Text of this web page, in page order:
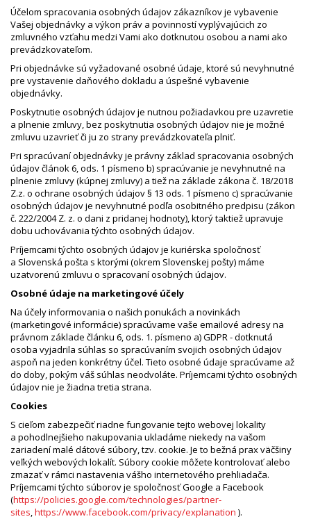
Účelom spracovania osobných údajov zákazníkov je vybavenie
Vašej objednávky a výkon práv a povinností vyplývajúcich zo
zmluvného vzťahu medzi Vami ako dotknutou osobou a nami ako
prevádzkovateľom.
Pri objednávke sú vyžadované osobné údaje, ktoré sú nevyhnutné
pre vystavenie daňového dokladu a úspešné vybavenie
objednávky.
Poskytnutie osobných údajov je nutnou požiadavkou pre uzavretie
a plnenie zmluvy, bez poskytnutia osobných údajov nie je možné
zmluvu uzavrieť či ju zo strany prevádzkovateľa plniť.
Pri spracúvaní objednávky je právny základ spracovania osobných
údajov článok 6, ods. 1 písmeno b) spracúvanie je nevyhnutné na
plnenie zmluvy (kúpnej zmluvy) a tiež na základe zákona č. 18/2018
Z.z. o ochrane osobných údajov § 13 ods. 1 písmeno c) spracúvanie
osobných údajov je nevyhnutné podľa osobitného predpisu (zákon
č. 222/2004 Z. z. o dani z pridanej hodnoty), ktorý taktiež upravuje
dobu uchovávania týchto osobných údajov.
Príjemcami týchto osobných údajov je kuriérska spoločnosť
a Slovenská pošta s ktorými (okrem Slovenskej pošty) máme
uzatvorenú zmluvu o spracovaní osobných údajov.
Osobné údaje na marketingové účely
Na účely informovania o našich ponukách a novinkách
(marketingové informácie) spracúvame vaše emailové adresy na
právnom základe článku 6, ods. 1. písmeno a) GDPR - dotknutá
osoba vyjadrila súhlas so spracúvaním svojich osobných údajov
aspoň na jeden konkrétny účel. Tieto osobné údaje spracúvame až
do doby, pokým váš súhlas neodvoláte. Príjemcami týchto osobných
údajov nie je žiadna tretia strana.
Cookies
S cieľom zabezpečiť riadne fungovanie tejto webovej lokality
a pohodlnejšieho nakupovania ukladáme niekedy na vašom
zariadení malé dátové súbory, tzv. cookie. Je to bežná prax väčšiny
veľkých webových lokalít. Súbory cookie môžete kontrolovať alebo
zmazať v rámci nastavenia vášho internetového prehliadača.
Príjemcami týchto súborov je spoločnosť Google a Facebook
(https://policies.google.com/technologies/partner-
sites,https://www.facebook.com/privacy/explanation ).